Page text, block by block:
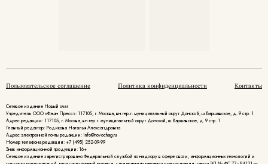
Пользовательское соглашение Политика конфиденциальности Контакты
Сетевое издание Новый очаг
Учредитель ООО «Фэшн Пресс»: 117105, г. Москва, вн.тер.г. муниципальный округ Донской, ш Варшавское, д. 9 стр. 1
Адрес редакции: 117105, г. Москва, вн.тер.г. муниципальный округ Донской, ш Варшавское, д. 9 стр. 1
Главный редактор: Родикова Наталья Александровна
Адрес электронной почты редакции: info@novochag.ru
Номер телефона редакции: +7 (495) 252-09-99
Знак информационной продукции: 16+
Cетевое издание зарегистрировано Федеральной службой по надзору в сфере связи, информационных технологий и